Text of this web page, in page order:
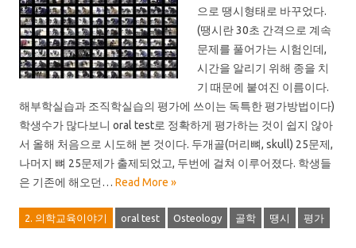
으로 땡시형태로 바꾸었다.
(땡시란 30초 간격으로 계속
문제를 풀어가는 시험인데,
시간을 알리기 위해 종을 치
기 때문에 붙여진 이름이다.
해부학실습과 조직학실습의 평가에 쓰이는 독특한 평가방법이다)
학생수가 많다보니 oral test로 정확하게 평가하는 것이 쉽지 않아
서 올해 처음으로 시도해 본 것이다. 두개골(머리뼈, skull) 25문제,
나머지 뼈 25문제가 출제되었고, 두번에 걸쳐 이루어졌다. 학생들
은 기존에 해오던… Read More »
2. 의학교육이야기 oral test Osteology 골학 땡시 평가